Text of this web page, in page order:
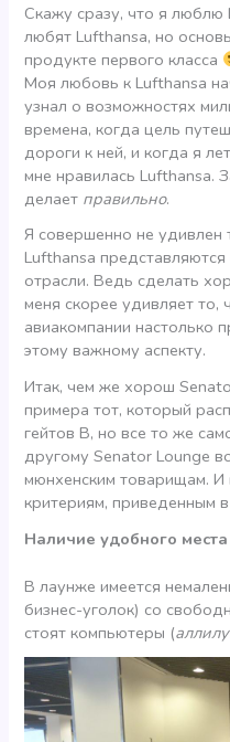
Скажу сразу, что я люблю
любят Lufthansa, но
продукте первого класса
Моя любовь к Lufthansa
узнал о возможностях
времена, когда цель
дороги к ней, и когда я
мне нравилась Lufthansa.
делает правильно.
Я совершенно не удивлен
Lufthansa
отрасли. Ведь сделать
меня скорее удивляет то,
авиакомпании настолько
этому важному аспекту.
Итак, чем же хорош
примера тот, который
гейтов В, но все то же
другому Senator Lounge
мюнхенским товарищам. И
критериям, приведенным
Наличие удобного
В лаунже имеется
бизнес-уголок) со
стоят компьютеры (